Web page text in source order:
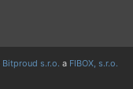
Bitproud s.r.o. a FIBOX, s.r.o.